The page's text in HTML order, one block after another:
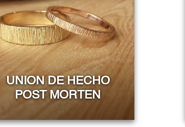
UNION DE HECHO
POST MORTEN